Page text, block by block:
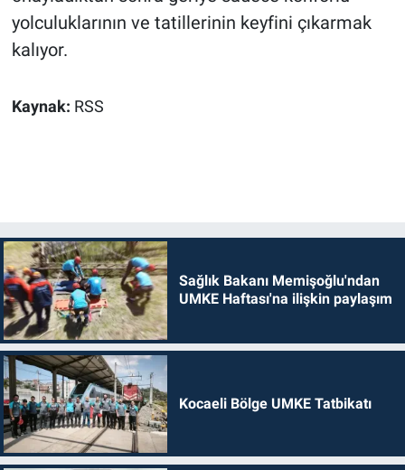
yolculuklarının ve tatillerinin keyfini çıkarmak
kalıyor.
Kaynak: RSS
Sağlık Bakanı Memişoğlu'ndan
UMKE Haftası'na ilişkin paylaşım
Kocaeli Bölge UMKE Tatbikatı